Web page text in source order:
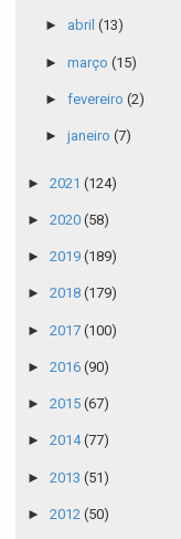
► abril (13)
► março (15)
► fevereiro (2)
► janeiro (7)
► 2021 (124)
► 2020 (58)
► 2019 (189)
► 2018 (179)
► 2017 (100)
► 2016 (90)
► 2015 (67)
► 2014(77)
► 2013 (51)
► 2012 (50)